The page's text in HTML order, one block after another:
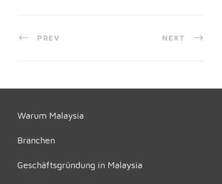
PREV NEXT
Warum Malaysia
Branchen
Geschäftsgründung in Malaysia